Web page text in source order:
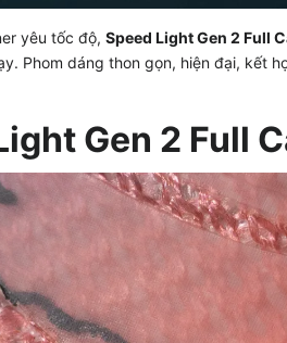
yêu tốc độ, Speed Light Gen 2 Full
Phom dáng thon gọn, hiện đại, kết
Gen 2 Full